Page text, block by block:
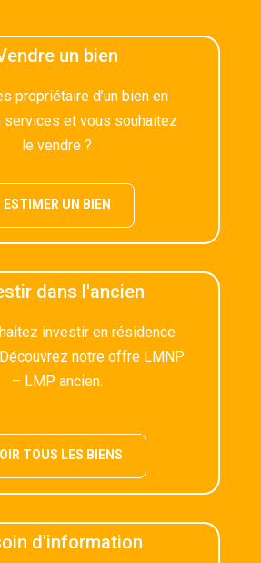
un bien
propriétaire d’un bien en
services et vous souhaitez
le vendre ?
ESTIMER UN BIEN
dans l'ancien
investir en résidence
notre offre LMNP
– LMP ancien.
TOUS LES BIENS
d'information